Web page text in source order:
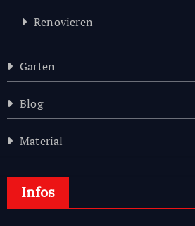
Renovieren
Garten
Blog
Material
Infos